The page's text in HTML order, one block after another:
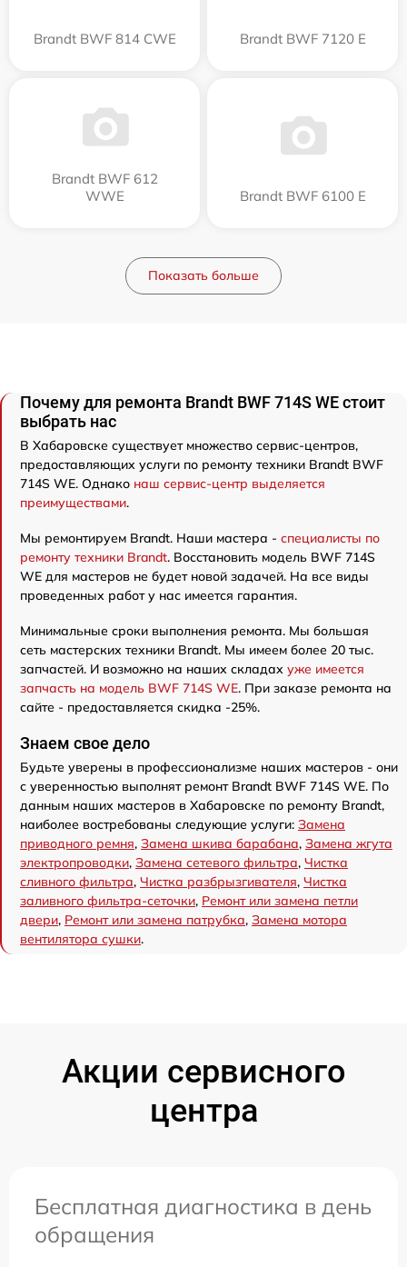
Brandt BWF 814 CWE Brandt BWF 7120 E
Brandt BWF 612
WWE
Brandt BWF 6100 E
Показать больше
Почему для ремонта Brandt BWF 714S WE стоит
выбрать нас
В Хабаровске существует множество сервис-центров,
предоставляющих услуги по ремонту техники Brandt BWF
714S WE. Однако наш сервис-центр выделяется
преимуществами.
Мы ремонтируем Brandt. Наши мастера - специалисты по
ремонту техники Brandt. Восстановить модель BWF 714S
WE для мастеров не будет новой задачей. На все виды
проведенных работ у нас имеется гарантия.
Минимальные сроки выполнения ремонта. Мы большая
сеть мастерских техники Brandt. Мы имеем более 20 тыс.
запчастей. И возможно на наших складах уже имеется
запчасть на модель BWF 714S WE. При заказе ремонта на
сайте - предоставляется скидка -25%.
Знаем свое дело
Будьте уверены в профессионализме наших мастеров - они
с уверенностью выполнят ремонт Brandt BWF 714S WE. По
данным наших мастеров в Хабаровске по ремонту Brandt,
наиболее востребованы следующие услуги: Замена
приводного ремня, Замена шкива барабана, Замена жгута
электропроводки, Замена сетевого фильтра, Чистка
сливного фильтра, Чистка разбрызгивателя, Чистка
заливного фильтра-сеточки, Ремонт или замена петли
двери, Ремонт или замена патрубка, Замена мотора
вентилятора сушки.
Акции сервисного
центра
Бесплатная диагностика в день
обращения